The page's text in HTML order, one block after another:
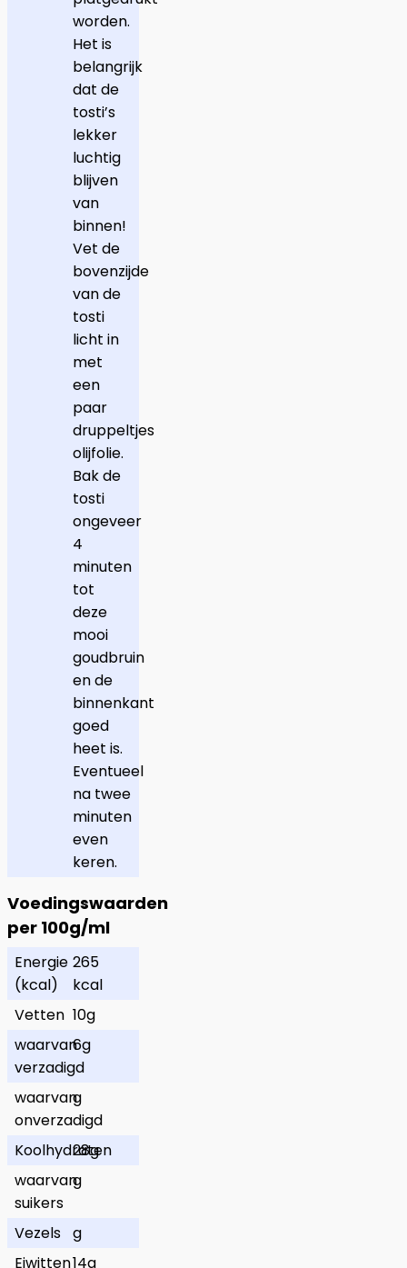
worden.
Het is
belangrijk
dat de
tosti’s
lekker
luchtig
blijven
van
binnen!
Vet de
bovenzijde
van de
tosti
licht in
met
een
paar
druppeltjes
olijfolie.
Bak de
tosti
ongeveer
4
minuten
tot
deze
mooi
goudbruin
en de
binnenkant
goed
heet is.
Eventueel
na twee
minuten
even
keren.
Voedingswaarden
per 100g/ml
Energie
(kcal)
265
kcal
Vetten 10g
waarvan
verzadigd
6g
waarvan
onverzadigd
g
Koolhydraten
28g
waarvan
suikers
g
Vezels g
Eiwitten14g